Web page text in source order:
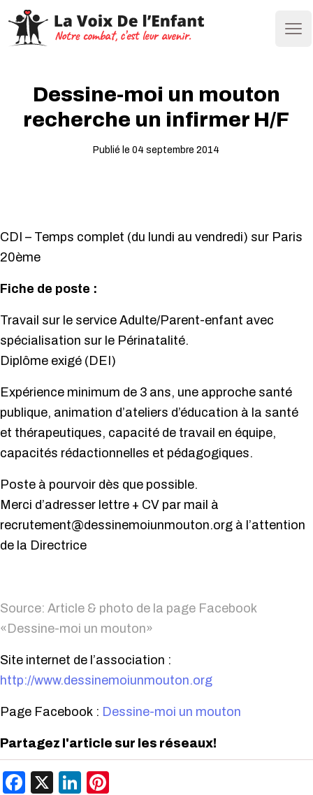
Dessine-moi un mouton
recherche un infirmer H/F
Publié le 04 septembre 2014
CDI – Temps complet (du lundi au vendredi) sur Paris
20ème
Fiche de poste :
Travail sur le service Adulte/Parent-enfant avec
spécialisation sur le Périnatalité.
Diplôme exigé (DEI)
Expérience minimum de 3 ans, une approche santé
publique, animation d’ateliers d’éducation à la santé
et thérapeutiques, capacité de travail en équipe,
capacités rédactionnelles et pédagogiques.
Poste à pourvoir dès que possible.
Merci d’adresser lettre + CV par mail à
recrutement@dessinemoiunmouton.org à l’attention
de la Directrice
Source: Article & photo de la page Facebook
«Dessine-moi un mouton»
Site internet de l’association :
http://www.dessinemoiunmouton.org
Page Facebook : Dessine-moi un mouton
Partagez l'article sur les réseaux!
Facebook
X LinkedIn